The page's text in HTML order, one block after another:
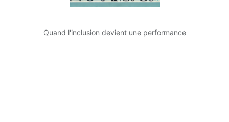
Quand l'inclusion devient une performance